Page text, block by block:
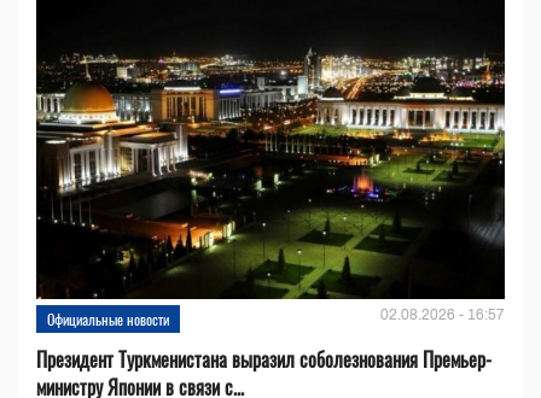
Официальные новости 02.08.2026 - 16:57
Президент Туркменистана выразил соболезнования Премьер-
министру Японии в связи с...